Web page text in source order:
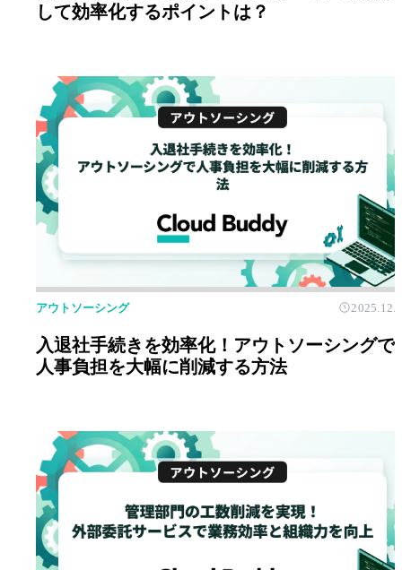
して効率化するポイントは？
アウトソーシング
入退社手続きを効率化！アウトソーシングで
人事負担を大幅に削減する方法